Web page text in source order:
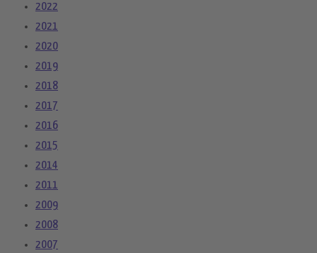
2022
2021
2020
2019
2018
2017
2016
2015
2014
2011
2009
2008
2007